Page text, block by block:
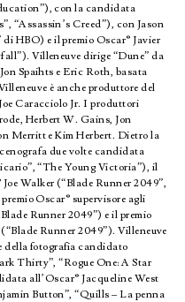
con la candidata
“Assassin’s Creed”), con Jason
HBO) e il premio Oscar® Javier
Villeneuve dirige “Dune” da
Spaihts e Eric Roth, basata
è anche produttore del
Caracciolo Jr. I produttori
Herbert W. Gains, Jon
Merritt e Kim Herbert. Dietro la
due volte candidata
“The Young Victoria”), il
Walker (“Blade Runner 2049”,
Oscar® supervisore agli
Runner 2049”) e il premio
Runner 2049”). Villeneuve
della fotografia candidato
Thirty”, “Rogue One: A Star
all’Oscar® Jacqueline West
Button”, “Quills – La penna